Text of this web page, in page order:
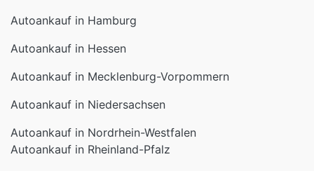
Autoankauf in Hamburg
Autoankauf in Hessen
Autoankauf in Mecklenburg-Vorpommern
Autoankauf in Niedersachsen
Autoankauf in Nordrhein-Westfalen
Autoankauf in Rheinland-Pfalz